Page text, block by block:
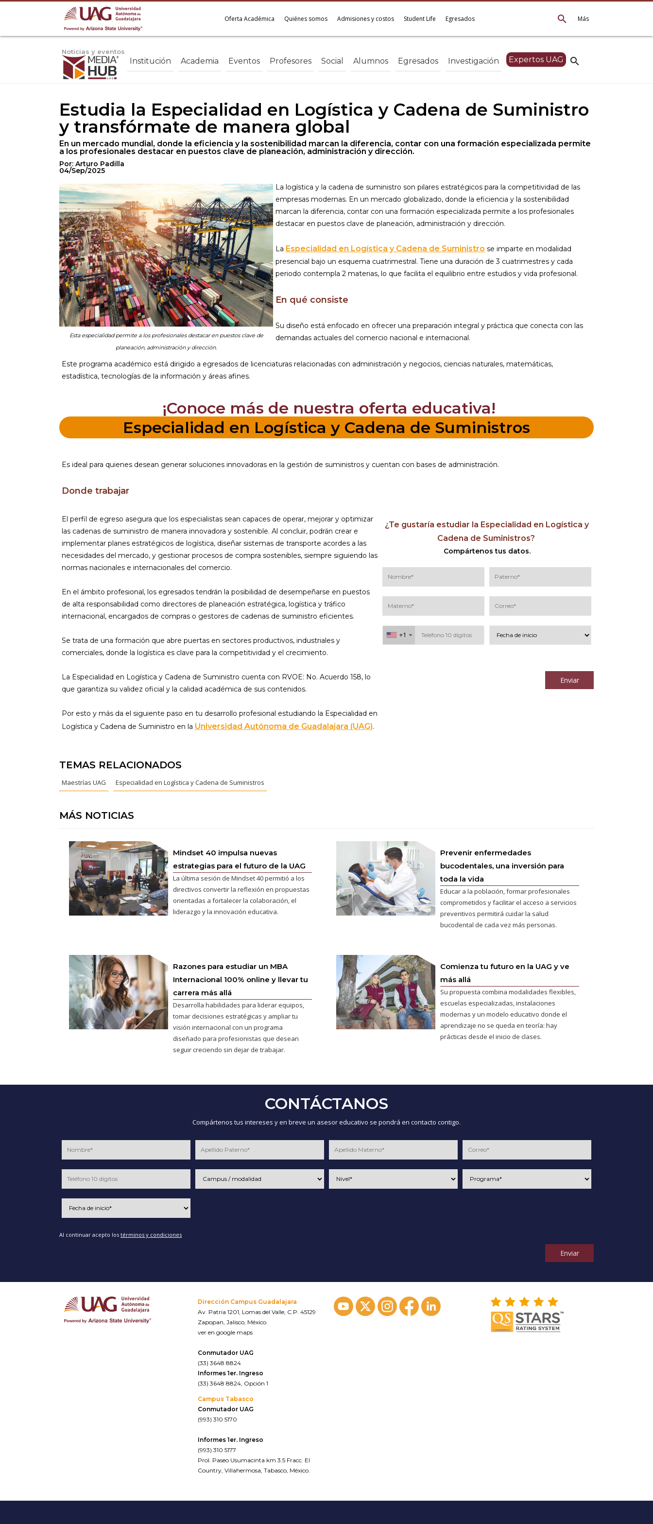
Más
search
Oferta Académica Quiénes somos Admisiones y costos Student Life Egresados
Noticias y eventos
search
Institución Academia Eventos Profesores Social Alumnos Egresados Investigación Expertos UAG
Estudia la Especialidad en Logística y Cadena de Suministro
y transfórmate de manera global
En un mercado mundial, donde la eficiencia y la sostenibilidad marcan la diferencia, contar con una formación especializada permite
a los profesionales destacar en puestos clave de planeación, administración y dirección.
Por: Arturo Padilla
04/Sep/2025
Esta especialidad permite a los profesionales destacar en puestos clave de
planeación, administración y dirección.
La logística y la cadena de suministro son pilares estratégicos para la competitividad de las
empresas modernas. En un mercado globalizado, donde la eficiencia y la sostenibilidad
marcan la diferencia, contar con una formación especializada permite a los profesionales
destacar en puestos clave de planeación, administración y dirección.
La Especialidad en Logística y Cadena de Suministro se imparte en modalidad
presencial bajo un esquema cuatrimestral. Tiene una duración de 3 cuatrimestres y cada
periodo contempla 2 materias, lo que facilita el equilibrio entre estudios y vida profesional.
En qué consiste
Su diseño está enfocado en ofrecer una preparación integral y práctica que conecta con las
demandas actuales del comercio nacional e internacional.
Este programa académico está dirigido a egresados de licenciaturas relacionadas con administración y negocios, ciencias naturales, matemáticas,
estadística, tecnologías de la información y áreas afines.
¡Conoce más de nuestra oferta educativa!
Especialidad en Logística y Cadena de Suministros
Es ideal para quienes desean generar soluciones innovadoras en la gestión de suministros y cuentan con bases de administración.
Donde trabajar
El perfil de egreso asegura que los especialistas sean capaces de operar, mejorar y optimizar
las cadenas de suministro de manera innovadora y sostenible. Al concluir, podrán crear e
implementar planes estratégicos de logística, diseñar sistemas de transporte acordes a las
necesidades del mercado, y gestionar procesos de compra sostenibles, siempre siguiendo las
normas nacionales e internacionales del comercio.
En el ámbito profesional, los egresados tendrán la posibilidad de desempeñarse en puestos
de alta responsabilidad como directores de planeación estratégica, logística y tráfico
internacional, encargados de compras o gestores de cadenas de suministro eficientes.
Se trata de una formación que abre puertas en sectores productivos, industriales y
comerciales, donde la logística es clave para la competitividad y el crecimiento.
La Especialidad en Logística y Cadena de Suministro cuenta con RVOE: No. Acuerdo 158, lo
que garantiza su validez oficial y la calidad académica de sus contenidos.
Por esto y más da el siguiente paso en tu desarrollo profesional estudiando la Especialidad en
Logística y Cadena de Suministro en la Universidad Autónoma de Guadalajara (UAG).
¿Te gustaría estudiar la Especialidad en Logística y
Cadena de Suministros?
Compártenos tus datos.
+1
+1
Enviar
TEMAS RELACIONADOS
Maestrías UAG Especialidad en Logística y Cadena de Suministros
MÁS NOTICIAS
Mindset 40 impulsa nuevas
estrategias para el futuro de la UAG
La última sesión de Mindset 40 permitió a los
directivos convertir la reflexión en propuestas
orientadas a fortalecer la colaboración, el
liderazgo y la innovación educativa.
Prevenir enfermedades
bucodentales, una inversión para
toda la vida
Educar a la población, formar profesionales
comprometidos y facilitar el acceso a servicios
preventivos permitirá cuidar la salud
bucodental de cada vez más personas.
Razones para estudiar un MBA
Internacional 100% online y llevar tu
carrera más allá
Desarrolla habilidades para liderar equipos,
tomar decisiones estratégicas y ampliar tu
visión internacional con un programa
diseñado para profesionistas que desean
seguir creciendo sin dejar de trabajar.
Comienza tu futuro en la UAG y ve
más allá
Su propuesta combina modalidades flexibles,
escuelas especializadas, instalaciones
modernas y un modelo educativo donde el
aprendizaje no se queda en teoría: hay
prácticas desde el inicio de clases.
CONTÁCTANOS
Compártenos tus intereses y en breve un asesor educativo se pondrá en contacto contigo.
Al continuar acepto los términos y condiciones
Enviar
Dirección Campus Guadalajara
Av. Patria 1201, Lomas del Valle, C.P. 45129
Zapopan, Jalisco, México.
ver en google maps
Conmutador UAG
(33) 3648 8824
Informes 1er. Ingreso
(33) 3648 8824, Opción 1
Campus Tabasco
Conmutador UAG
(993) 310 5170
Informes 1er. Ingreso
(993) 310 5177
Prol. Paseo Usumacinta km 3.5 Fracc. El
Country, Villahermosa, Tabasco, México.